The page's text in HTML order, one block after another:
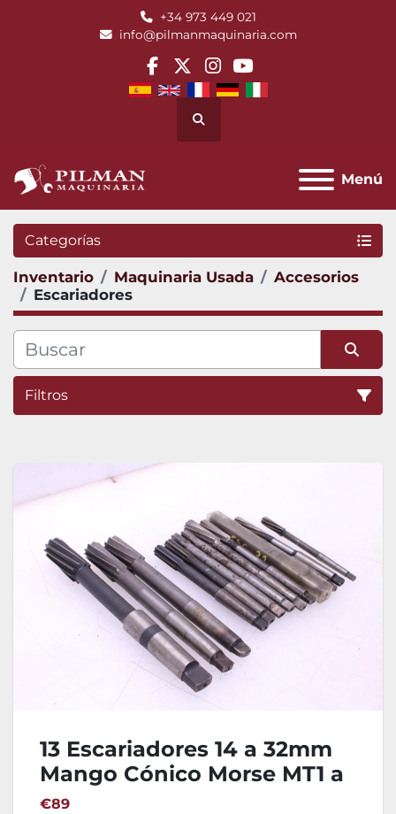
+34 973 449 021
info@pilmanmaquinaria.com
facebook
twitterinstagram
youtube
Buscar
Menú
Categorías
Inventario Maquinaria Usada
Accesorios
Escariadores
Filtros
13 Escariadores 14 a 32mm
Mango Cónico Morse MT1 a
MT4
€89